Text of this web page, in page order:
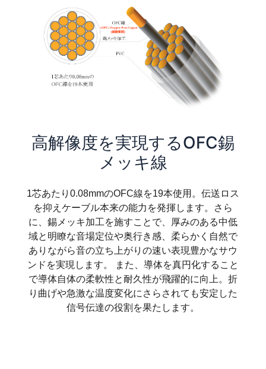
高解像度を実現するOFC錫
メッキ線
1芯あたり0.08mmのOFC線を19本使用。伝送ロス
を抑えケーブル本来の能力を発揮します。さら
に、錫メッキ加工を施すことで、厚みのある中低
域と明瞭な音場定位や奥行き感、柔らかく自然で
ありながら音の立ち上がりの速い表現豊かなサウ
ンドを実現します。 また、導体を真円化すること
で導体自体の柔軟性と耐久性が飛躍的に向上。折
り曲げや急激な温度変化にさらされても安定した
信号伝達の役割を果たします。